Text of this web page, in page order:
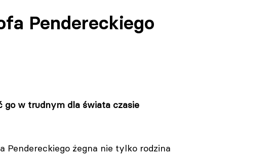
Pendereckiego
go w trudnym dla świata czasie
Pendereckiego żegna nie tylko rodzina